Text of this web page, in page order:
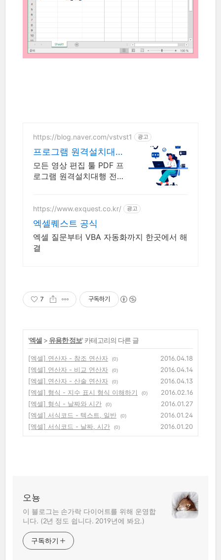
https://blog.naver.com/vstvst1 광고
프로그램 원격설치대행
업체 프로그램 원격설치
대행 전문
모든 영상 편집 툴 PDF 프
로그램 원격설치대행 전문
로그램 원격설치대행 전문
업체/ 24시 상담/ 영구AS
https://www.exquest.co.kr/ 광고
엑셀퀘스트 공식
엑셀 질문부터 VBA 자동화까지 한곳에서 해
결
7 구독하기
'엑셀 > 유용한 정보' 카테고리의 다른 글
[엑셀] 연산자 - 참조 연산자 (0)
2016.04.18
[엑셀] 연산자 - 비교 연산자
(0)
2016.04.14
[엑셀] 연산자 - 산술 연산자
(0)
2016.04.13
[엑셀] 형식 - 지수 표시 형식 이해하기
(0)
2016.02.16
[엑셀] 형식 - 날짜와 시간
(0)
2016.01.27
[엑셀] 서식코드 - 텍스트, 일반
(0)
2016.01.24
[엑셀] 서식코드 - 날짜, 시간
(0) 2016.01.20
오뇽
이 블로그는 손가락 다이어트를 위해 운영합
니다. (2년 정도 쉽니다. 2019년에 봐요.)
구독하기